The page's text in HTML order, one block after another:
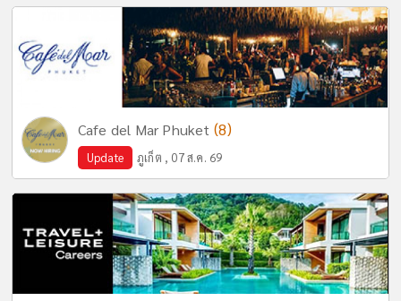
Cafe del Mar Phuket (8)
Update ภูเก็ต , 07 ส.ค. 69